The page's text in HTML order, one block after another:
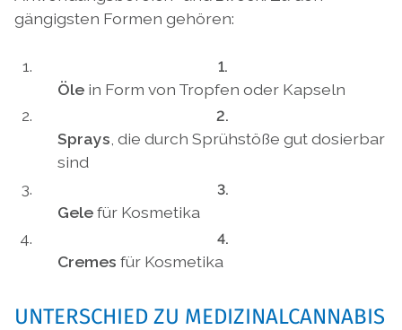
gängigsten Formen gehören:
Öle in Form von Tropfen oder Kapseln
Sprays, die durch Sprühstöße gut dosierbar
sind
Gelefür Kosmetika
Cremes für Kosmetika
UNTERSCHIED ZU MEDIZINALCANNABIS